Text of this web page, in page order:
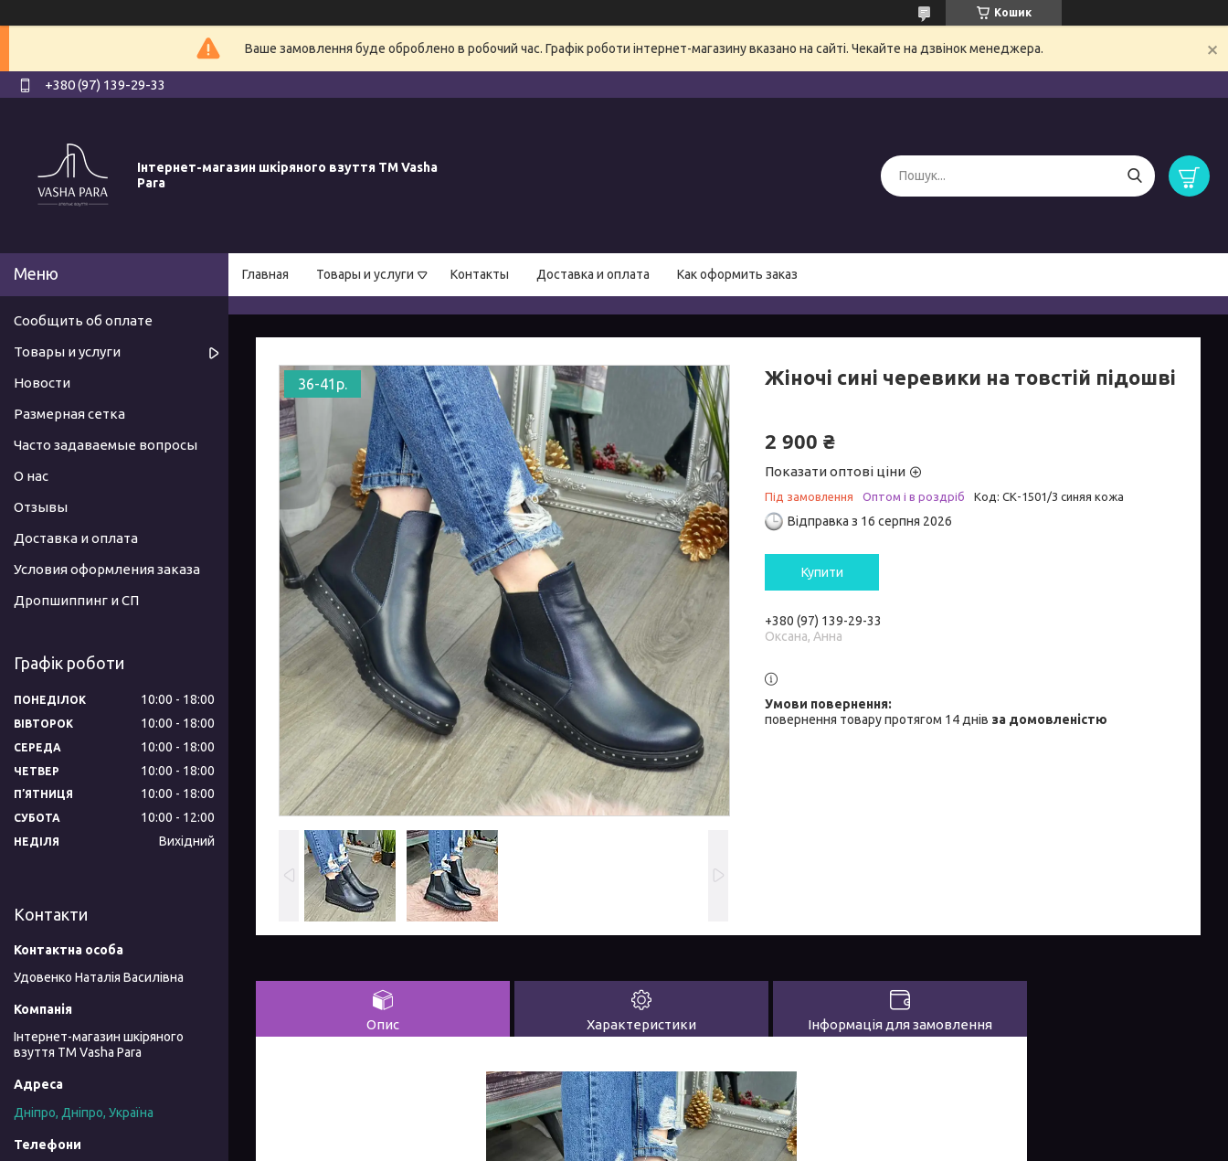
Кошик
Ваше замовлення буде оброблено в робочий час. Графік роботи інтернет-магазину вказано на сайті. Чекайте на дзвінок менеджера.
+380 (97) 139-29-33
Інтернет-магазин шкіряного взуття ТМ Vasha
Para
Главная Товары и услуги Контакты Доставка и оплата Как оформить заказ
36-41р. Жіночі сині черевики на товстій підошві
2 900 ₴
Показати оптові ціни
Під замовлення Оптом і в роздріб Код: СК-1501/3 синяя кожа
Відправка з 16 серпня 2026
Купити
+380 (97) 139-29-33
Оксана, Анна
повернення товару протягом 14 днів за домовленістю
Опис Характеристики Інформація для замовлення
Сообщить об оплате
Товары и услуги
Новости
Размерная сетка
Часто задаваемые вопросы
О нас
Отзывы
Доставка и оплата
Условия оформления заказа
Дропшиппинг и СП
Графік роботи
ПОНЕДІЛОК 10:00 18:00
ВІВТОРОК 10:00 18:00
СЕРЕДА 10:00 18:00
ЧЕТВЕР 10:00 18:00
ПʼЯТНИЦЯ 10:00 18:00
СУБОТА 10:00 12:00
НЕДІЛЯ Вихідний
Контакти
Удовенко Наталія Василівна
Інтернет-магазин шкіряного
взуття ТМ Vasha Para
Дніпро, Дніпро, Україна